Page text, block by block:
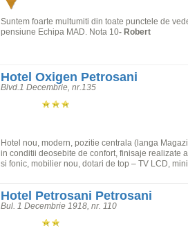
Suntem foarte multumiti din toate punctele de
pensiune Echipa MAD. Nota 10- Robert
Hotel Oxigen Petrosani
Blvd.1 Decembrie, nr.135
Hotel nou, modern, pozitie centrala (langa
in conditii deosebite de confort, finisaje realizate
si fonic, mobilier nou, dotari de top – TV LCD,
Hotel Petrosani Petrosani
Bul. 1 Decembrie 1918, nr. 110